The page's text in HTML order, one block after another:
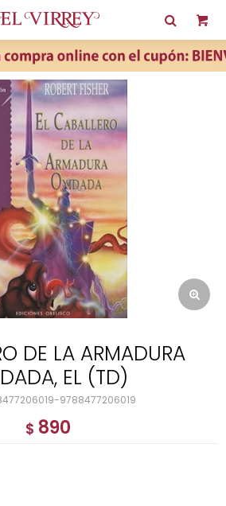
EL (TD)
9788477206019
$ 890